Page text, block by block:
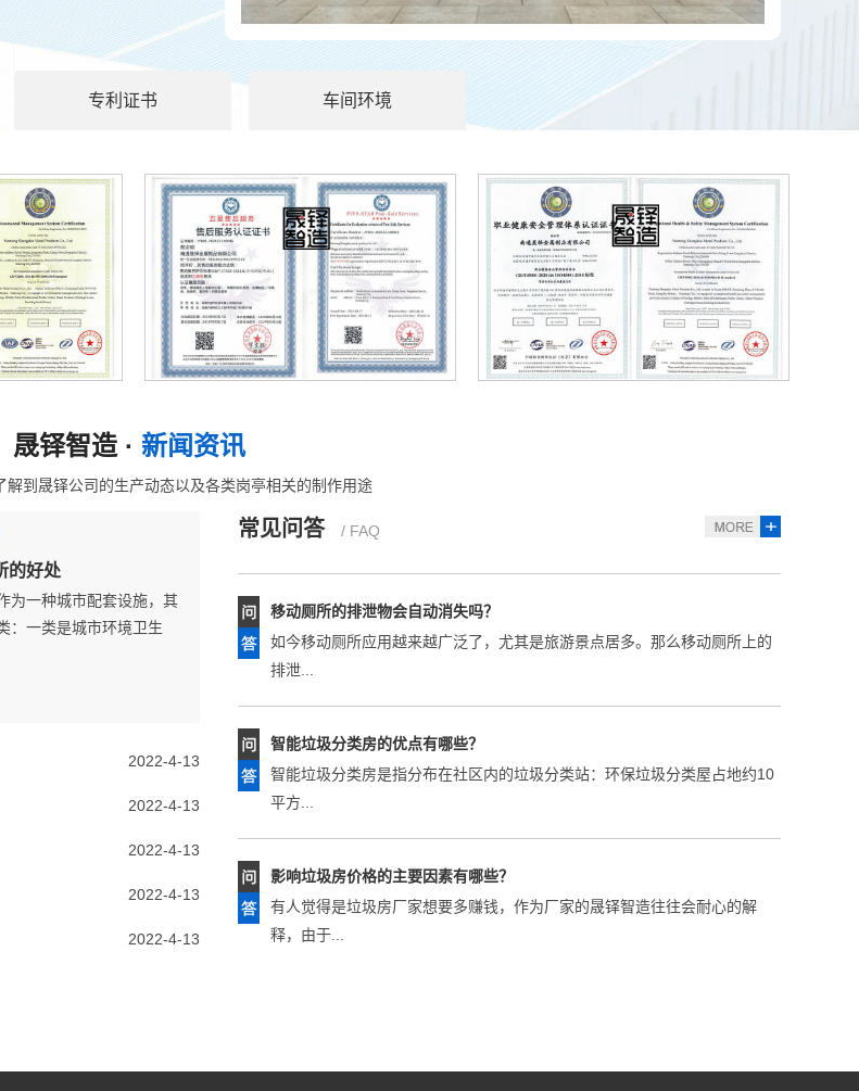
专利证书 车间环境
晟铎智造 · 新闻资讯
解到晟铎公司的生产动态以及各类岗亭相关的制作用途
的好处
为一种城市配套设施，其
：一类是城市环境卫生
2022-4-13
2022-4-13
2022-4-13
2022-4-13
2022-4-13
常见问答 / FAQ
智能垃圾分类房是指分布在社区内的垃圾分类站：环保垃圾分类屋占地约10
有人觉得是垃圾房厂家想要多赚钱，作为厂家的晟铎智造往往会耐心的解
释，由于...
常见的垃圾房多少钱一个平方？
每一天垃圾的产生量都较为庞大，通过各区域垃圾收集后集中处理，在当下
垃圾分...
立柱选...
排泄...
平方...
释，由于...